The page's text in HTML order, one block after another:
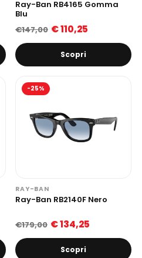
Ray-Ban RB4165 Gomma
Blu
€147,00 € 110,25
Scopri
-25%
RAY-BAN
Ray-Ban RB2140F Nero
€179,00 € 134,25
Scopri